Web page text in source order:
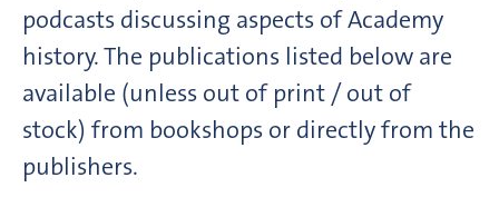
podcasts discussing aspects of Academy
history. The publications listed below are
available (unless out of print / out of
stock) from bookshops or directly from the
publishers.